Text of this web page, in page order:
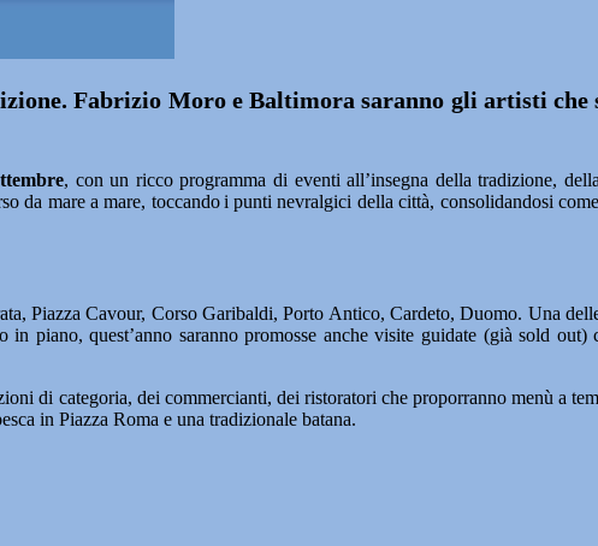
Fabrizio Moro e Baltimora saranno gli artisti che
, con un ricco programma di eventi all’insegna della tradizione,
da mare a mare, toccando i punti nevralgici della città, consolidandosi
Piazza Cavour, Corso Garibaldi, Porto Antico, Cardeto, Duomo. Una
piano, quest’anno saranno promosse anche visite guidate (già sold out)
di categoria, dei commercianti, dei ristoratori che proporranno menù a
in Piazza Roma e una tradizionale batana.